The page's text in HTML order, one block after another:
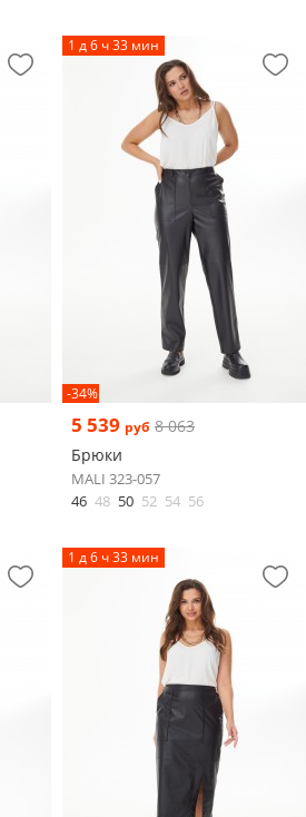
1 д 6 ч 33 мин
-34%
5 539 руб 8 063
Брюки
MALI 323-057
46 48 50 52 54 56
1 д 6 ч 33 мин